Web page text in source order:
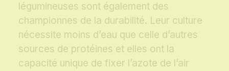
légumineuses sont également des
championnes de la durabilité. Leur culture
nécessite moins d’eau que celle d’autres
sources de protéines et elles ont la
capacité unique de fixer l’azote de l’air